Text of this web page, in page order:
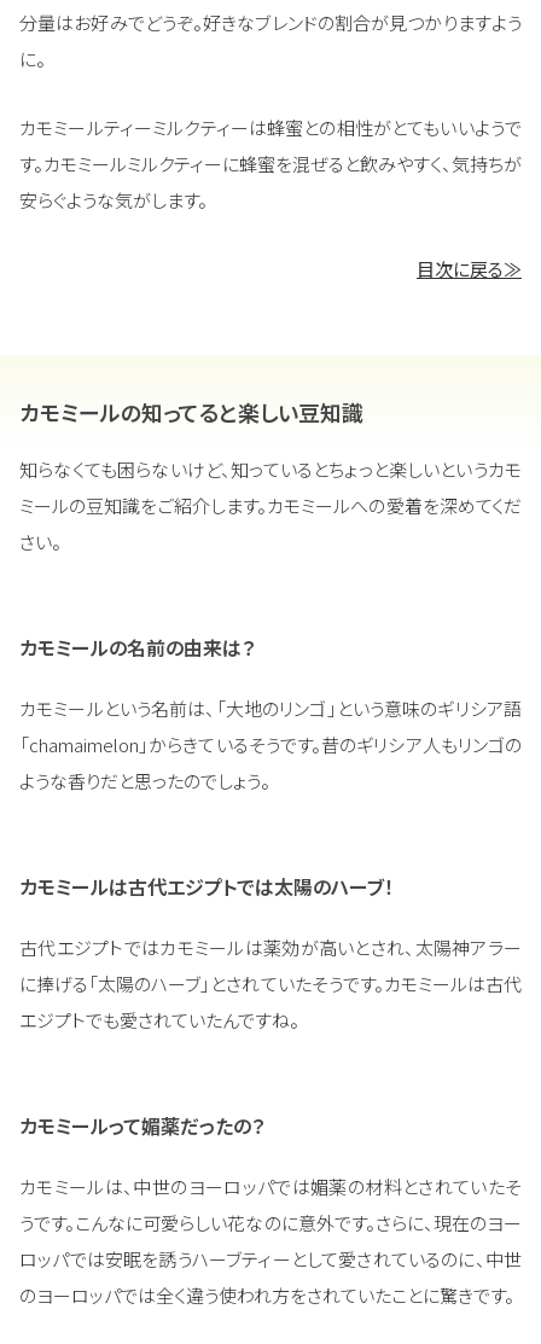
分量はお好みでどうぞ。好きなブレンドの割合が見つかりますよう
に。
カモミールティーミルクティーは蜂蜜との相性がとてもいいようで
す。カモミールミルクティーに蜂蜜を混ぜると飲みやすく、気持ちが
安らぐような気がします。
目次に戻る≫
カモミールの知ってると楽しい豆知識
知らなくても困らないけど、知っているとちょっと楽しいというカモ
ミールの豆知識をご紹介します。カモミールへの愛着を深めてくだ
さい。
カモミールの名前の由来は？
カモミールという名前は、「大地のリンゴ」という意味のギリシア語
「chamaimelon」からきているそうです。昔のギリシア人もリンゴの
ような香りだと思ったのでしょう。
カモミールは古代エジプトでは太陽のハーブ！
古代エジプトではカモミールは薬効が高いとされ、太陽神アラー
に捧げる「太陽のハーブ」とされていたそうです。カモミールは古代
エジプトでも愛されていたんですね。
カモミールって媚薬だったの？
カモミールは、中世のヨーロッパでは媚薬の材料とされていたそ
うです。こんなに可愛らしい花なのに意外です。さらに、現在のヨー
ロッパでは安眠を誘うハーブティーとして愛されているのに、中世
のヨーロッパでは全く違う使われ方をされていたことに驚きです。